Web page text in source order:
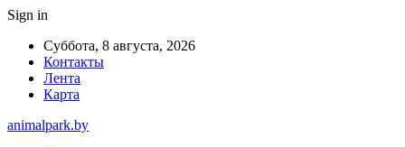
Sign in
Суббота, 8 августа, 2026
Контакты
Лента
Карта
animalpark.by